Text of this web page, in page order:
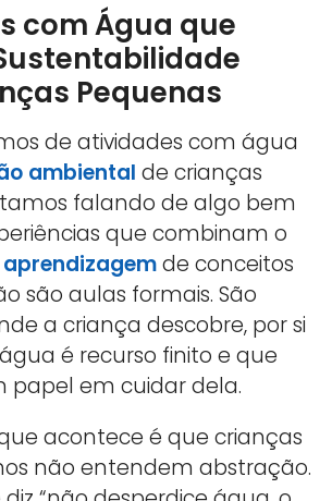
com Água que
Pequenas
de atividades com água
ambiental de crianças
falando de algo bem
que combinam o
aprendizagemde conceitos
são aulas formais. São
a criança descobre, por si
é recurso finito e que
em cuidar dela.
acontece é que crianças
não entendem abstração.